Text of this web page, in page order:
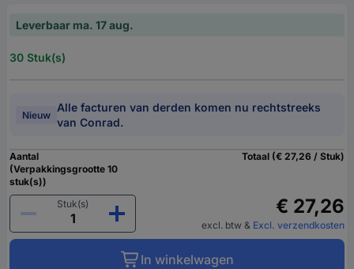
Leverbaar ma. 17 aug.
30 Stuk(s)
Nieuw
Alle facturen van derden komen nu rechtstreeks
van Conrad.
Aantal
(Verpakkingsgrootte 10
stuk(s))
Stuk(s)
Totaal (€ 27,26 / Stuk)
€ 27,26
excl. btw & Excl. verzendkosten
In winkelwagen